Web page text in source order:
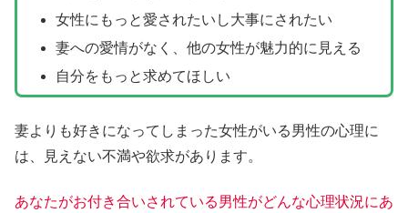
女性にもっと愛されたいし大事にされたい
妻への愛情がなく、他の女性が魅力的に見える
自分をもっと求めてほしい
妻よりも好きになってしまった女性がいる男性の心理に
は、見えない不満や欲求があります。
あなたがお付き合いされている男性がどんな心理状況にあ